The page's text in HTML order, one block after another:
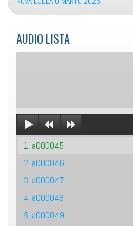
AUDIO LISTA
1. a000045
2. a000046
3. a000047
4. a000048
5. a000049